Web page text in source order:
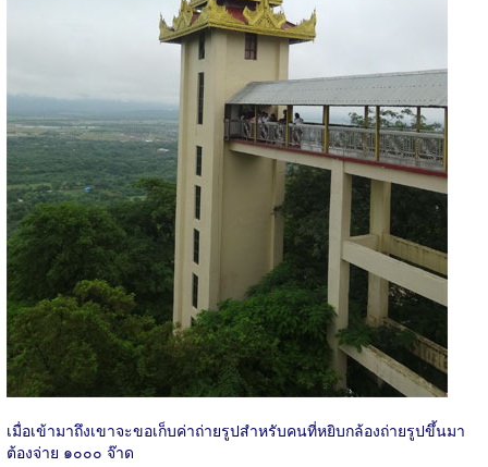
เมื่อเข้ามาถึงเขาจะขอเก็บค่าถ่ายรูปสำหรับคนที่หยิบกล้องถ่ายรูปขึ้นมา
ต้องจ่าย ๑๐๐๐ จ๊าด